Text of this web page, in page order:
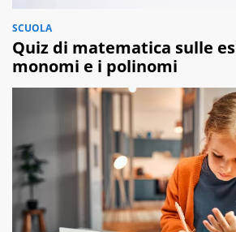
SCUOLA
Quiz di matematica sulle
monomi e i polinomi